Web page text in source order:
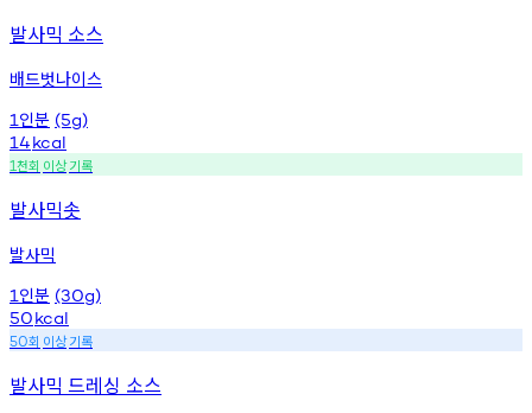
발사믹 소스
배드벗나이스
1 인분 (5g)
14kcal
1천회 이상기록
발사믹솟
발사믹
1 인분 (30g)
50kcal
50회 이상기록
발사믹 드레싱 소스